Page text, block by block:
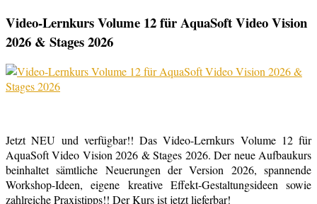
Video-Lernkurs Volume 12 für AquaSoft Video Vision
2026 & Stages 2026
Jetzt NEU und verfügbar!! Das Video-Lernkurs Volume 12 für
AquaSoft Video Vision 2026 & Stages 2026. Der neue Aufbaukurs
beinhaltet sämtliche Neuerungen der Version 2026, spannende
Workshop-Ideen, eigene kreative Effekt-Gestaltungsideen sowie
zahlreiche Praxistipps!! Der Kurs ist jetzt lieferbar!